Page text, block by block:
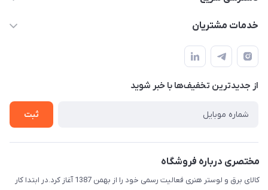
حساب کاربری
لیست محصولات
درباره ما
خدمات مشتریان
سامانه پیگیری مرسولات اداره پست
سوالات متداول
قوانین و مقررات
حریم خصوصی
از جدید‌ترین تخفیف‌ها با‌ خبر شوید
ثبت
مختصری درباره فروشگاه
کالای برق و لوستر هنری فعالیت رسمی خود را از بهمن 1387 آغاز کرد.در ابتدا کار